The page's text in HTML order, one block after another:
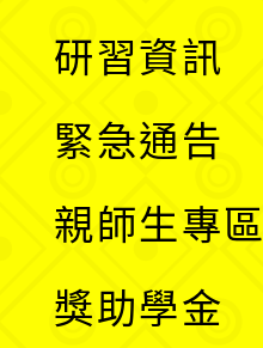
研習資訊
緊急通告
親師生專區
獎助學金